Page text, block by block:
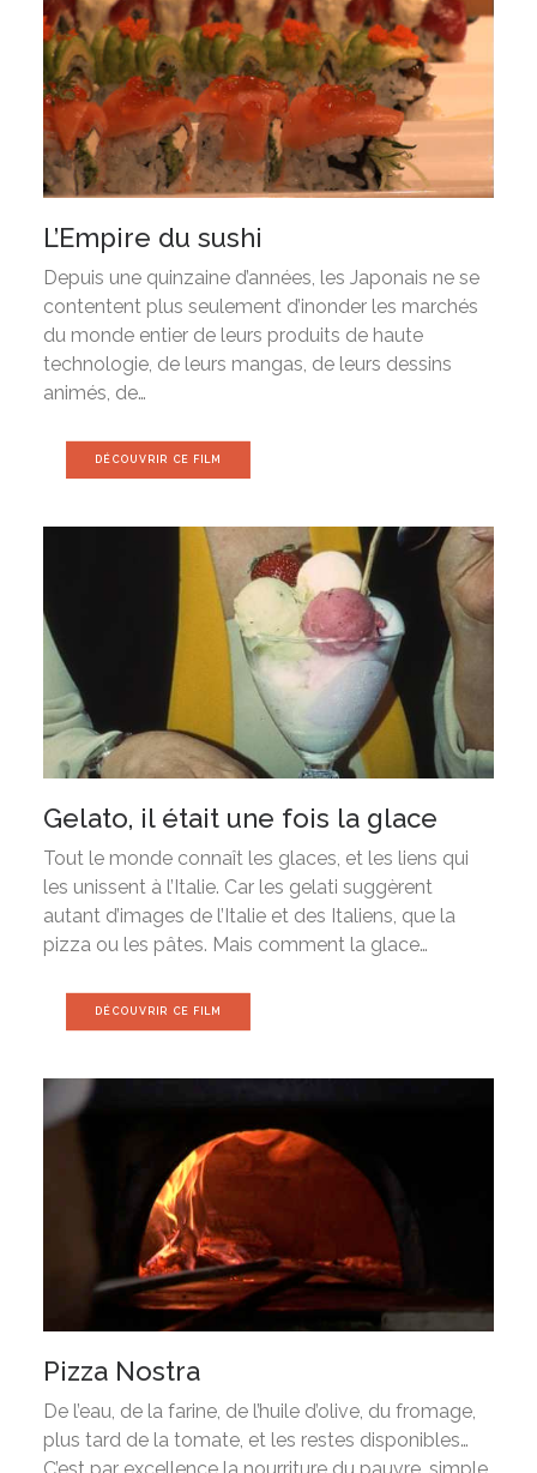
L’Empire du sushi
Depuis une quinzaine d’années, les Japonais ne se
contentent plus seulement d’inonder les marchés
du monde entier de leurs produits de haute
technologie, de leurs mangas, de leurs dessins
animés, de…
DÉCOUVRIR CE FILM
Gelato, il était une fois la glace
Tout le monde connaît les glaces, et les liens qui
les unissent à l’Italie. Car les gelati suggèrent
autant d’images de l’Italie et des Italiens, que la
pizza ou les pâtes. Mais comment la glace…
DÉCOUVRIR CE FILM
Pizza Nostra
De l’eau, de la farine, de l’huile d’olive, du fromage,
plus tard de la tomate, et les restes disponibles…
C’est par excellence la nourriture du pauvre, simple,